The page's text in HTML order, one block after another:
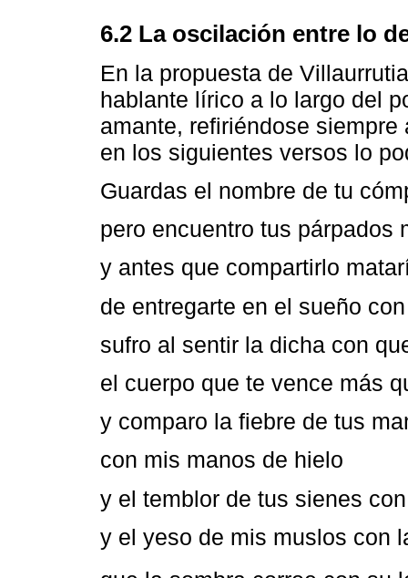
6.2 La oscilación entre lo
En la propuesta de
hablante lírico a lo largo del
amante, refiriéndose
en los siguientes versos lo
Guardas el nombre de tu
pero encuentro tus párpados
y antes que compartirlo
de entregarte en el sueño
sufro al sentir la dicha con
el cuerpo que te vence más
y comparo la fiebre de tus
con mis manos de hielo
y el temblor de tus sienes
y el yeso de mis muslos con